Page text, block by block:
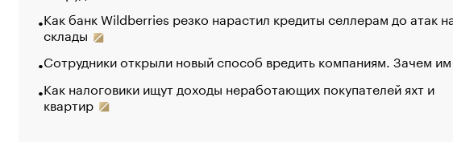
Как банк Wildberries резко нарастил кредиты селлерам до атак
склады
Сотрудники открыли новый способ вредить компаниям. Зачем
Как налоговики ищут доходы неработающих покупателей яхт и
квартир